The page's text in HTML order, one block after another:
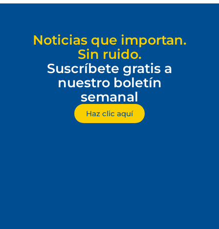
Noticias que importan.
Sin ruido.
Suscríbete gratis a
nuestro boletín
semanal
Haz clic aquí